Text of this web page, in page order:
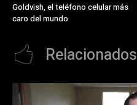
Goldvish, el teléfono celular más
caro del mundo
Relacionados